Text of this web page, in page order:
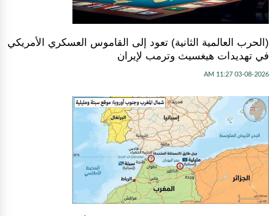
(الحرب العالمية الثانية) تعود إلى القاموس العسكري الأمريكي
في تهديدات هيغسيث وترمب لإيران
03-08-2026 11:27 AM